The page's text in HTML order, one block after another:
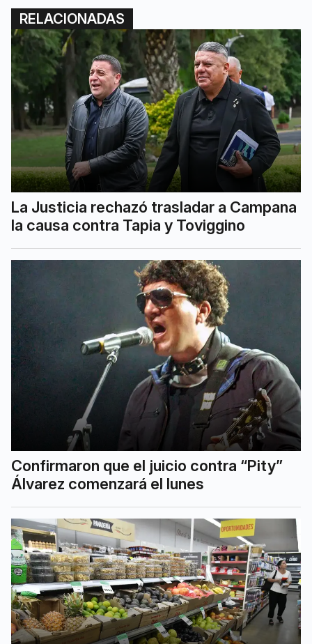
RELACIONADAS
La Justicia rechazó trasladar a Campana
la causa contra Tapia y Toviggino
Confirmaron que el juicio contra “Pity”
Álvarez comenzará el lunes